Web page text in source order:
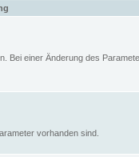
Bei einer Änderung des
vorhanden sind.